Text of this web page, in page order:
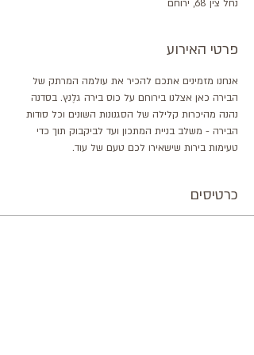
נחל צין 68, ירוחם
פרטי האירוע
אנחנו מזמינים אתכם להכיר את עולמה המרתק של
הבירה כאן אצלנו בירוחם על כוס בירה גלֶנץ. בסדנה
נהנה מהיכרות קלילה של הסגנונות השונים וכל סודות
הבירה - משלב בניית המתכון ועד לביקבוק תוך כדי
טעימות בירות שישאירו לכם טעם של עוד.
כרטיסים